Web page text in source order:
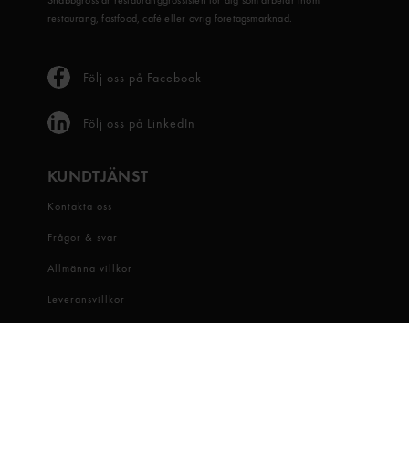
restaurang, fastfood, café eller övrig företagsmarknad.
Följ oss på Facebook
Följ oss på LinkedIn
KUNDTJÄNST
Kontakta oss
Frågor & svar
Allmänna villkor
Leveransvillkor